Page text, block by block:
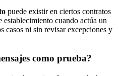
puede existir en ciertos contratos
establecimiento cuando actúa un
casos ni sin revisar excepciones y
como prueba?